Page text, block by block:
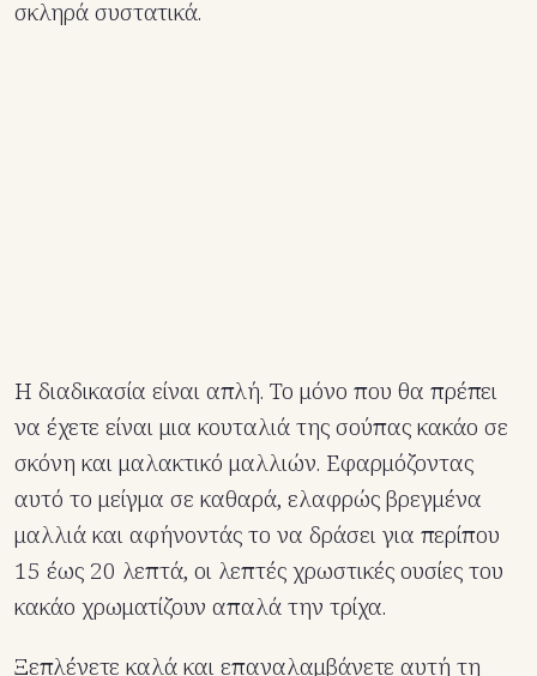
σκληρά συστατικά.
Η διαδικασία είναι απλή. Το μόνο που θα πρέπει
να έχετε είναι μια κουταλιά της σούπας κακάο σε
σκόνη και μαλακτικό μαλλιών. Εφαρμόζοντας
αυτό το μείγμα σε καθαρά, ελαφρώς βρεγμένα
μαλλιά και αφήνοντάς το να δράσει για περίπου
15 έως 20 λεπτά, οι λεπτές χρωστικές ουσίες του
κακάο χρωματίζουν απαλά την τρίχα.
Ξεπλένετε καλά και επαναλαμβάνετε αυτή τη